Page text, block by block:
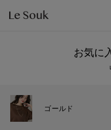
お気に
ゴールド